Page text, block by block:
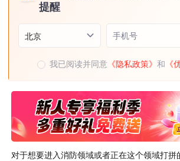
提醒
北京 手机号
我已阅读并同意 《隐私政策》和 《
对于想要进入消防领域或者正在这个领域打拼